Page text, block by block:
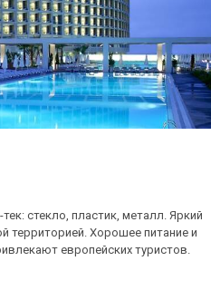
стекло, пластик, металл. Яркий
территорией. Хорошее питание и
европейских туристов.